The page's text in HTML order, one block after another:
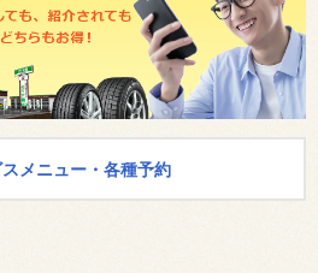
メニュー・各種予約